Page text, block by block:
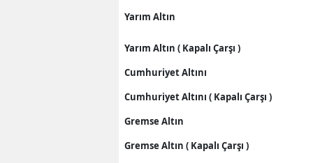
Yarım Altın
Yarım Altın ( Kapalı Çarşı )
Cumhuriyet Altını
Cumhuriyet Altını ( Kapalı Çarşı )
Gremse Altın
Gremse Altın ( Kapalı Çarşı )